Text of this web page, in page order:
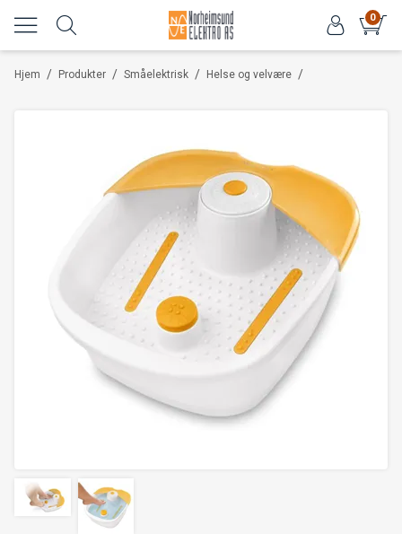
0
/
Hjem /
Produkter /
Småelektrisk /
Helse og velvære